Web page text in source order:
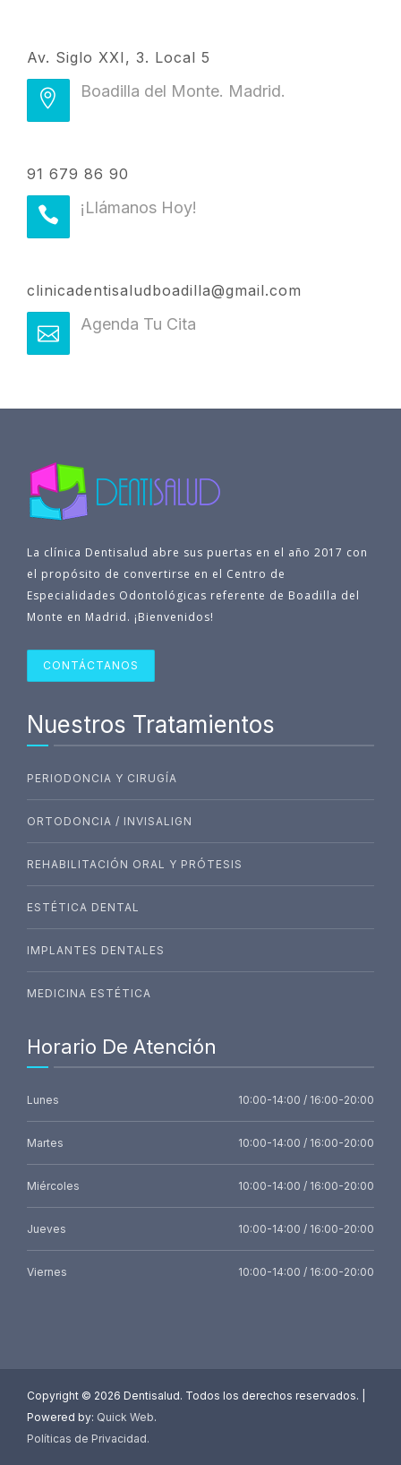
Av. Siglo XXI, 3. Local 5
Boadilla del Monte. Madrid.
91 679 86 90
¡Llámanos Hoy!
clinicadentisaludboadilla@gmail.com
Agenda Tu Cita
La clínica Dentisalud abre sus puertas en el año 2017 con
el propósito de convertirse en el Centro de
Especialidades Odontológicas referente de Boadilla del
Monte en Madrid. ¡Bienvenidos!
CONTÁCTANOS
Nuestros Tratamientos
PERIODONCIA Y CIRUGÍA
ORTODONCIA / INVISALIGN
REHABILITACIÓN ORAL Y PRÓTESIS
ESTÉTICA DENTAL
IMPLANTES DENTALES
MEDICINA ESTÉTICA
Horario De Atención
Lunes 10:00-14:00 / 16:00-20:00
Martes 10:00-14:00 / 16:00-20:00
Miércoles 10:00-14:00 / 16:00-20:00
Jueves 10:00-14:00 / 16:00-20:00
Viernes 10:00-14:00 / 16:00-20:00
Copyright © 2026 Dentisalud. Todos los derechos reservados. |
Powered by: Quick Web.
Políticas de Privacidad.